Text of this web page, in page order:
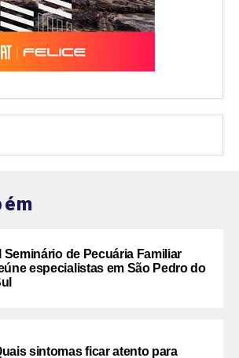
III Seminário de Pecuária Familiar
especialistas em São Pedro do
sintomas ficar atento para